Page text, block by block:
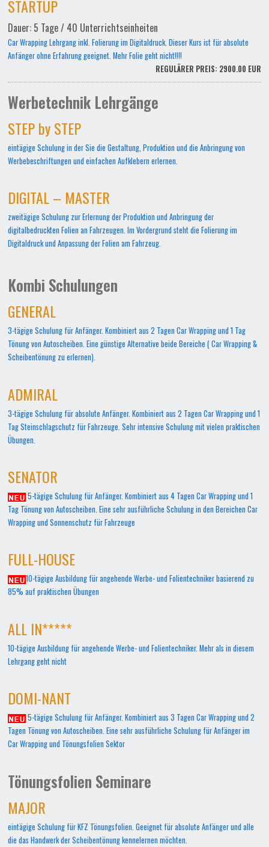
STARTUP
Dauer: 5 Tage / 40 Unterrichtseinheiten
Car Wrapping Lehrgang inkl. Folierung im Digitaldruck. Dieser Kurs ist für absolute
Anfänger ohne Erfahrung geeignet. Mehr Folie geht nicht!!!!
REGULÄRER PREIS: 2900.00 EUR
Werbetechnik Lehrgänge
STEP by STEP
eintägige Schulung in der Sie die Gestaltung, Produktion und die Anbringung von
Werbebeschriftungen und einfachen Aufklebern erlernen.
DIGITAL – MASTER
zweitägige Schulung zur Erlernung der Produktion und Anbringung der
digitalbedruckten Folien an Fahrzeugen. Im Vordergrund steht die Folierung im
Digitaldruck und Anpassung der Folien am Fahrzeug.
Kombi Schulungen
GENERAL
3-tägige Schulung für Anfänger. Kombiniert aus 2 Tagen Car Wrapping und 1 Tag
Tönung von Autoscheiben. Eine günstige Alternative beide Bereiche ( Car Wrapping &
Scheibentönung zu erlernen).
ADMIRAL
3-tägige Schulung für absolute Anfänger. Kombiniert aus 2 Tagen Car Wrapping und 1
Tag Steinschlagschutz für Fahrzeuge. Sehr intensive Schulung mit vielen praktischen
Übungen.
SENATOR
5-tägige Schulung für Anfänger. Kombiniert aus 4 Tagen Car Wrapping und 1
Tag Tönung von Autoscheiben. Eine sehr ausführliche Schulung in den Bereichen Car
Wrapping und Sonnenschutz für Fahrzeuge
FULL-HOUSE
10-tägige Ausbildung für angehende Werbe- und Folientechniker basierend zu
85% auf praktischen Übungen
ALL IN*****
10-tägige Ausbildung für angehende Werbe- und Folientechniker. Mehr als in diesem
Lehrgang geht nicht
DOMI-NANT
5-tägige Schulung für Anfänger. Kombiniert aus 3 Tagen Car Wrapping und 2
Tagen Tönung von Autoscheiben. Eine sehr ausführliche Schulung für Anfänger im
Car Wrapping und Tönungsfolien Sektor
Tönungsfolien Seminare
MAJOR
eintägige Schulung für KFZ Tönungsfolien. Geeignet für absolute Anfänger und alle
die das Handwerk der Scheibentönung kennelernen möchten.